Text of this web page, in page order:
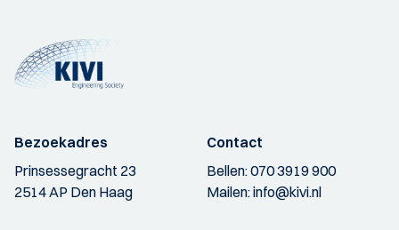
Bezoekadres
Prinsessegracht 23
2514 AP Den Haag
Contact
Bellen:070 3919 900
Mailen:info@kivi.nl